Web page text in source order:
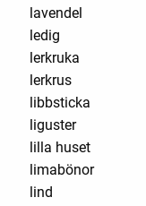
lavendel
ledig
lerkruka
lerkrus
libbsticka
liguster
lilla huset
limabönor
lind